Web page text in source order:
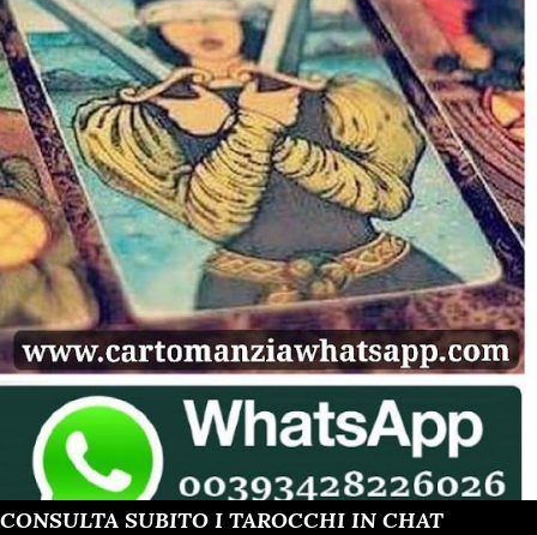
CONSULTA SUBITO I TAROCCHI IN CHAT